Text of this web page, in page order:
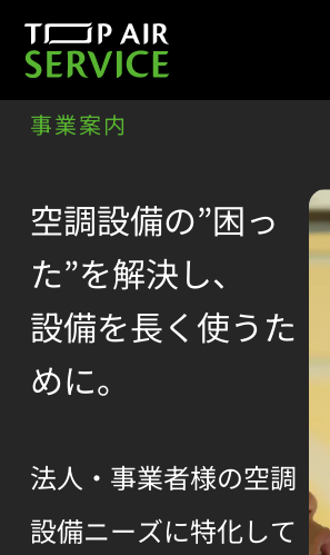
BUSINESS
事業案内
空調設備の”困っ
た”を解決し、
設備を長く使うた
めに。
法人・事業者様の空調
設備ニーズに特化して